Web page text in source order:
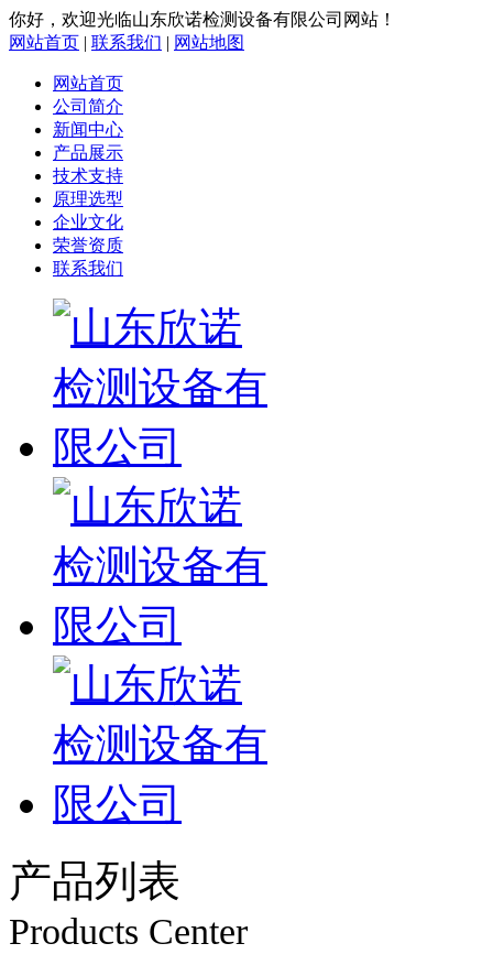
你好，欢迎光临山东欣诺检测设备有限公司网站！
网站首页 | 联系我们 | 网站地图
网站首页
公司简介
新闻中心
产品展示
技术支持
原理选型
企业文化
荣誉资质
联系我们
产品列表
Products Center